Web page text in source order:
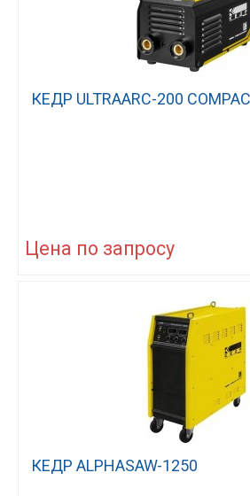
КЕДР ULTRAARC-200
Цена по запросу
КЕДР ALPHASAW-1250